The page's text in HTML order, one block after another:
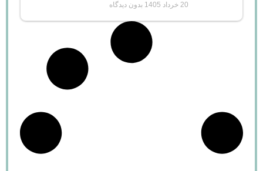
20 خرداد 1405 بدون دیدگاه